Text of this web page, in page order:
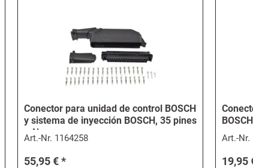
Conector para unidad de control BOSCH
y sistema de inyección BOSCH, 35 pines
– Nuevo
Art.-Nr. 1164258
55,95 € *
Art.-Nr.
19,95